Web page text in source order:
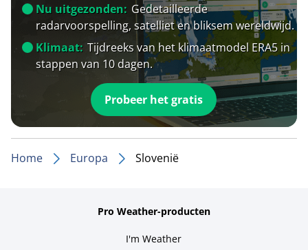
Nu uitgezonden: Gedetailleerde
radarvoorspelling, satelliet en bliksem wereldwijd.
Klimaat: Tijdreeks van het klimaatmodel ERA5 in
stappen van 10 dagen.
Probeer het gratis
Home Europa Slovenië
Pro Weather-producten
I'm Weather